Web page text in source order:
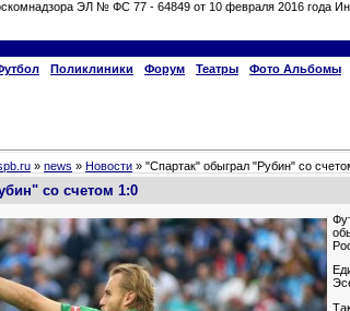
ЭЛ № ФС 77 - 64849 от 10 февраля 2016 года
Поликлиники Форум Театры Фото Альбомы
» news » Новости » "Спартак" обыграл "Рубин" со
со счетом 1:0